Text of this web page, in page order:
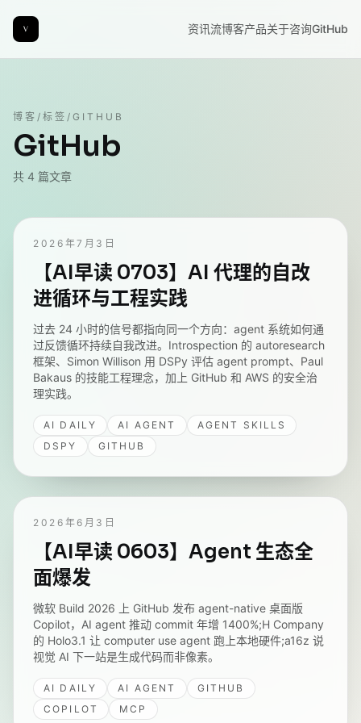
资讯流博客产品关于咨询GitHub
博客 / 标签 / GITHUB
GitHub
共 4 篇文章
2026年7月3日
【AI早读 0703】AI 代理的自改
进循环与工程实践
过去 24 小时的信号都指向同一个方向：agent 系统如何通
过反馈循环持续自我改进。Introspection 的 autoresearch
框架、Simon Willison 用 DSPy 评估 agent prompt、Paul
Bakaus 的技能工程理念，加上 GitHub 和 AWS 的安全治
理实践。
AI DAILY AI AGENT
AGENT SKILLS
DSPY
GITHUB
2026年6月3日
【AI早读 0603】Agent 生态全
面爆发
微软 Build 2026 上 GitHub 发布 agent-native 桌面版
Copilot，AI agent 推动 commit 年增 1400%;H Company
的 Holo3.1 让 computer use agent 跑上本地硬件;a16z 说
视觉 AI 下一站是生成代码而非像素。
AI DAILY AI AGENT
GITHUB
COPILOT
MCP